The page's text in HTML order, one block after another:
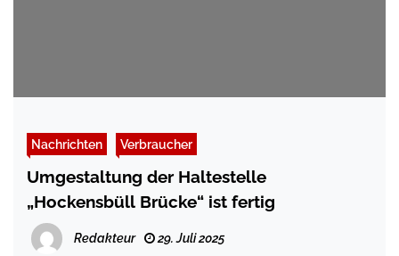
Nachrichten Verbraucher
Umgestaltung der Haltestelle
„Hockensbüll Brücke“ ist fertig
Redakteur 29. Juli 2025